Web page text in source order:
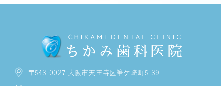
〒543-0027 大阪市天王寺区筆ケ崎町5-39